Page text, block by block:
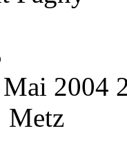
2004
Metz